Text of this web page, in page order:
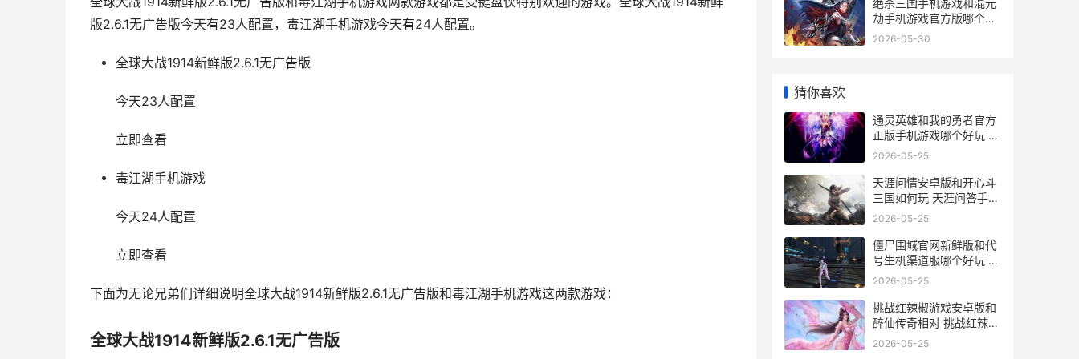
版2.6.1无广告版今天有23人配置，毒江湖手机游戏今天有24人配置。
全球大战1914新鲜版2.6.1无广告版
今天23人配置
立即查看
毒江湖手机游戏
今天24人配置
立即查看
下面为无论兄弟们详细说明全球大战1914新鲜版2.6.1无广告版和毒江湖手机游戏这两款游戏：
全球大战1914新鲜版2.6.1无广告版
绝杀三国手机游戏和混元
劫手机游戏官方版哪个好
绝杀游戏
2026-05-30
猜你喜欢
通灵英雄和我的勇者官方
正版手机游戏哪个好玩 通
灵王 cv
2026-05-25
天涯问情安卓版和开心斗
三国如何玩 天涯问答手机
版
2026-05-25
僵尸围城官网新鲜版和代
号生机渠道服哪个好玩 僵
尸围城官网新版
2026-05-25
挑战红辣椒游戏安卓版和
醉仙传奇相对 挑战红辣椒
游戏视频
2026-05-25